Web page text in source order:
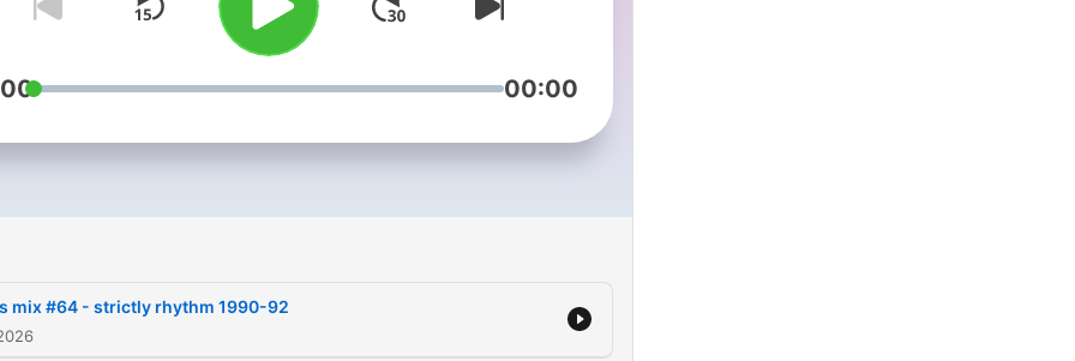
the golden era with the best
dance, house, techno,
eurodance, acid, new beat and
rave vibes – remixed and
new DJ mix every month. DJ
00:00
mix #64 - strictly rhythm 1990-92